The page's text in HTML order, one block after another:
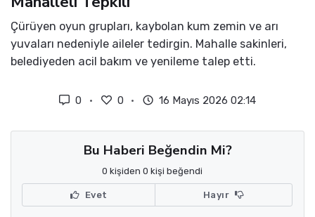
Çürüyen oyun grupları, kaybolan kum zemin ve arı
yuvaları nedeniyle aileler tedirgin. Mahalle sakinleri,
belediyeden acil bakım ve yenileme talep etti.
0 0 16 Mayıs 2026 02:14
Bu Haberi Beğendin Mi?
0 kişiden 0 kişi beğendi
Evet Hayır